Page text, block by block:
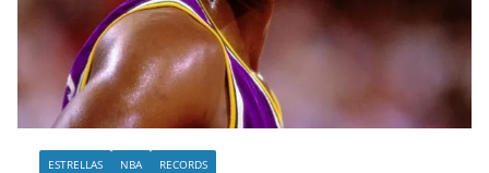
ESTRELLAS NBA RECORDS